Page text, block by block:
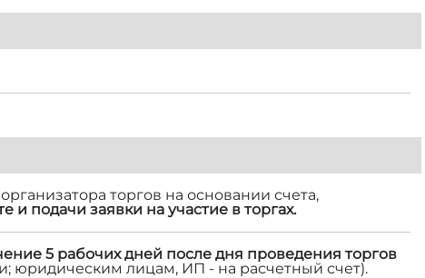
торгов на основании счета,
и подачи заявки на участие в торгах.
5 рабочих дней после дня проведения торгов
юридическим лицам, ИП - на расчетный счет).